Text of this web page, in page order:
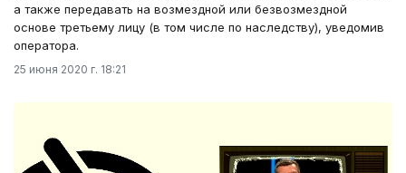
а также передавать на возмездной или безвозмездной
основе третьему лицу (в том числе по наследству), уведомив
оператора.
25 июня 2020 г. 18:21